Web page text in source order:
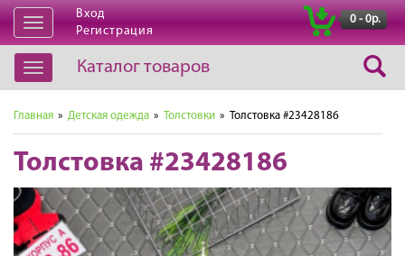
Открыть
навигацию
Вход
Регистрация
0 - 0р.
Открыть
навигацию
Каталог товаров
Главная » Детская одежда » Толстовки » Толстовка #23428186
Толстовка #23428186